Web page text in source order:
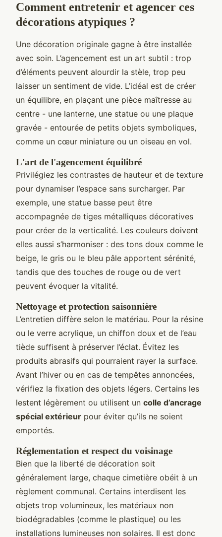
Comment entretenir et agencer ces
décorations atypiques ?
Une décoration originale gagne à être installée
avec soin. L’agencement est un art subtil : trop
d’éléments peuvent alourdir la stèle, trop peu
laisser un sentiment de vide. L’idéal est de créer
un équilibre, en plaçant une pièce maîtresse au
centre - une lanterne, une statue ou une plaque
gravée - entourée de petits objets symboliques,
comme un cœur miniature ou un oiseau en vol.
L'art de l'agencement équilibré
Privilégiez les contrastes de hauteur et de texture
pour dynamiser l’espace sans surcharger. Par
exemple, une statue basse peut être
accompagnée de tiges métalliques décoratives
pour créer de la verticalité. Les couleurs doivent
elles aussi s’harmoniser : des tons doux comme le
beige, le gris ou le bleu pâle apportent sérénité,
tandis que des touches de rouge ou de vert
peuvent évoquer la vitalité.
Nettoyage et protection saisonnière
L’entretien diffère selon le matériau. Pour la résine
ou le verre acrylique, un chiffon doux et de l’eau
tiède suffisent à préserver l’éclat. Évitez les
produits abrasifs qui pourraient rayer la surface.
Avant l’hiver ou en cas de tempêtes annoncées,
vérifiez la fixation des objets légers. Certains les
lestent légèrement ou utilisent un colle d’ancrage
spécial extérieur pour éviter qu’ils ne soient
emportés.
Réglementation et respect du voisinage
Bien que la liberté de décoration soit
généralement large, chaque cimetière obéit à un
règlement communal. Certains interdisent les
objets trop volumineux, les matériaux non
biodégradables (comme le plastique) ou les
installations lumineuses non solaires. Il est donc